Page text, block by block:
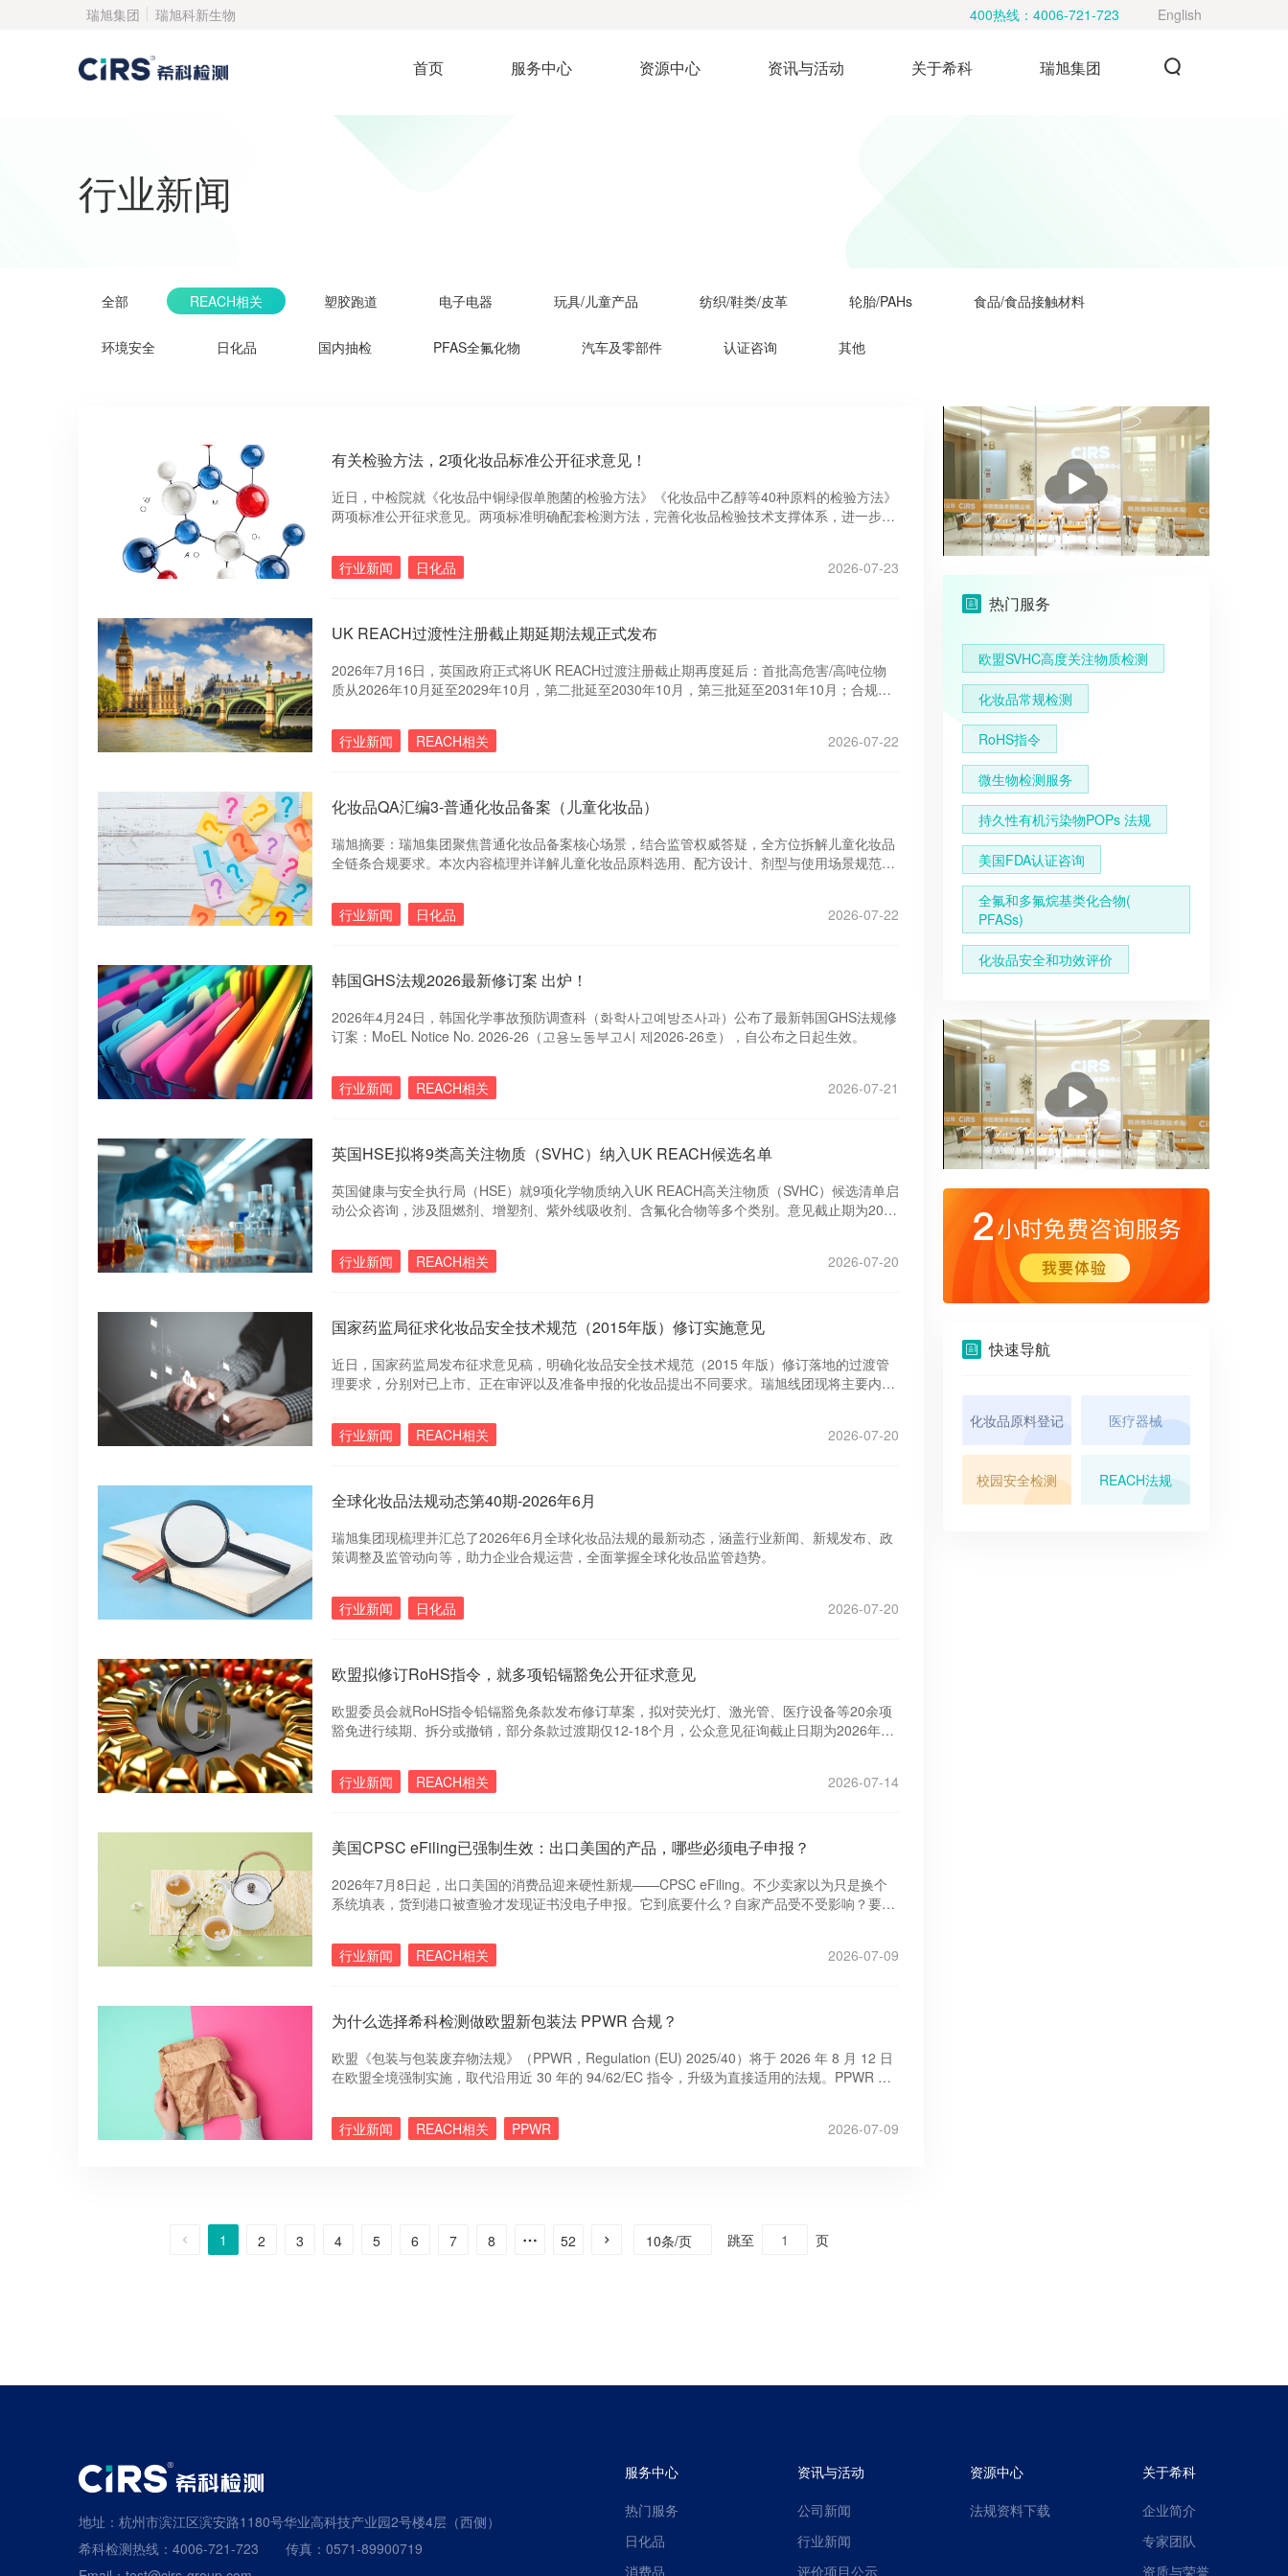
瑞旭集团 瑞旭科新生物 400热线： 4006-721-723 English
首页 服务中心 资源中心 资讯与活动 关于希科 瑞旭集团
行业新闻
全部 REACH相关 塑胶跑道 电子电器 玩具/儿童产品 纺织/鞋类/皮革 轮胎/PAHs 食品/食品接触材料
环境安全 日化品 国内抽检 PFAS全氟化物 汽车及零部件 认证咨询 其他
有关检验方法，2项化妆品标准公开征求意见！
近日，中检院就《化妆品中铜绿假单胞菌的检验方法》《化妆品中乙醇等40种原料的检验方法》
两项标准公开征求意见。两项标准明确配套检测方法，完善化妆品检验技术支撑体系，进一步保
行业新闻
日化品 2026-07-23
UK REACH过渡性注册截止期延期法规正式发布
2026年7月16日，英国政府正式将UK REACH过渡注册截止期再度延后：首批高危害/高吨位物
质从2026年10月延至2029年10月，第二批延至2030年10月，第三批延至2031年10月；合规审
行业新闻
REACH相关 2026-07-22
化妆品QA汇编3-普通化妆品备案（儿童化妆品）
瑞旭摘要：瑞旭集团聚焦普通化妆品备案核心场景，结合监管权威答疑，全方位拆解儿童化妆品
全链条合规要求。本次内容梳理并详解儿童化妆品原料选用、配方设计、剂型与使用场景规范、
专项监管规范，高效、合规完成儿童化妆品备案申报与日常质量管理工作！
行业新闻 日化品 2026-07-22
韩国GHS法规2026最新修订案 出炉！
2026年4月24日，韩国化学事故预防调查科（화학사고예방조사과）公布了最新韩国GHS法规修
订案：MoEL Notice No. 2026-26（고용노동부고시 제2026-26호），自公布之日起生效。
行业新闻 REACH相关 2026-07-21
英国HSE拟将9类高关注物质（SVHC）纳入UK REACH候选名单
英国健康与安全执行局（HSE）就9项化学物质纳入UK REACH高关注物质（SVHC）候选清单启
动公众咨询，涉及阻燃剂、增塑剂、紫外线吸收剂、含氟化合物等多个类别。意见截止期为2026
行业新闻
REACH相关 2026-07-20
国家药监局征求化妆品安全技术规范（2015年版）修订实施意见
近日，国家药监局发布征求意见稿，明确化妆品安全技术规范（2015 年版）修订落地的过渡管
理要求，分别对已上市、正在审评以及准备申报的化妆品提出不同要求。瑞旭线团现将主要内容
行业新闻
REACH相关 2026-07-20
全球化妆品法规动态第40期-2026年6月
瑞旭集团现梳理并汇总了2026年6月全球化妆品法规的最新动态，涵盖行业新闻、新规发布、政
策调整及监管动向等，助力企业合规运营，全面掌握全球化妆品监管趋势。
行业新闻 日化品 2026-07-20
欧盟拟修订RoHS指令，就多项铅镉豁免公开征求意见
欧盟委员会就RoHS指令铅镉豁免条款发布修订草案，拟对荧光灯、激光管、医疗设备等20余项
豁免进行续期、拆分或撤销，部分条款过渡期仅12-18个月，公众意见征询截止日期为2026年8
行业新闻
REACH相关 2026-07-14
美国CPSC eFiling已强制生效：出口美国的产品，哪些必须电子申报？
2026年7月8日起，出口美国的消费品迎来硬性新规——CPSC eFiling。不少卖家以为只是换个
系统填表，货到港口被查验才发现证书没电子申报。它到底要什么？自家产品受不受影响？要不
行业新闻
REACH相关 2026-07-09
为什么选择希科检测做欧盟新包装法 PPWR 合规？
欧盟《包装与包装废弃物法规》（PPWR，Regulation (EU) 2025/40）将于 2026 年 8 月 12 日
在欧盟全境强制实施，取代沿用近 30 年的 94/62/EC 指令，升级为直接适用的法规。PPWR 对
责任延伸（EPR）、符合性声明（DoC）等全链条要求，违规产品面临下架、罚款与海关扣留。
希科检测作为具备 CMA、CNAS 双重资质的第三方检测机构，依托瑞旭集团全球合规网络，为
行业新闻 REACH相关 PPWR 2026-07-09
1 2 3 4 5 6 7 8 52 10条/页 跳至 页
放
热门服务
欧盟SVHC高度关注物质检测
化妆品常规检测
RoHS指令
微生物检测服务
持久性有机污染物POPs 法规
美国FDA认证咨询
全氟和多氟烷基类化合物(
PFASs)
化妆品安全和功效评价
放
快速导航
化妆品原料登记 医疗器械
校园安全检测 REACH法规
地址：杭州市滨江区滨安路1180号华业高科技产业园2号楼4层（西侧）
希科检测热线：4006-721-723
传真：0571-89900719
服务中心
热门服务
日化品
消费品
资讯与活动
公司新闻
行业新闻
评价项目公示
资源中心
法规资料下载
关于希科
企业简介
专家团队
资质与荣誉